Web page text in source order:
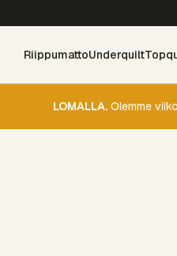
RiippumattoUnderquilt
LOMALLA. Olemme